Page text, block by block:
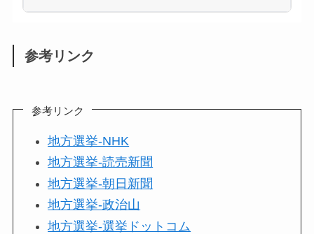
参考リンク
参考リンク
地方選挙-NHK
地方選挙-読売新聞
地方選挙-朝日新聞
地方選挙-政治山
地方選挙-選挙ドットコム